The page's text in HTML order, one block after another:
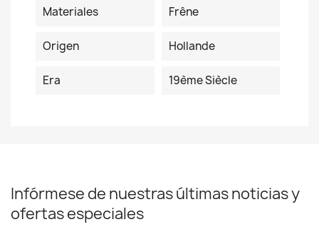
Materiales Frêne
Origen Hollande
Era 19ème Siècle
Infórmese de nuestras últimas noticias y
ofertas especiales